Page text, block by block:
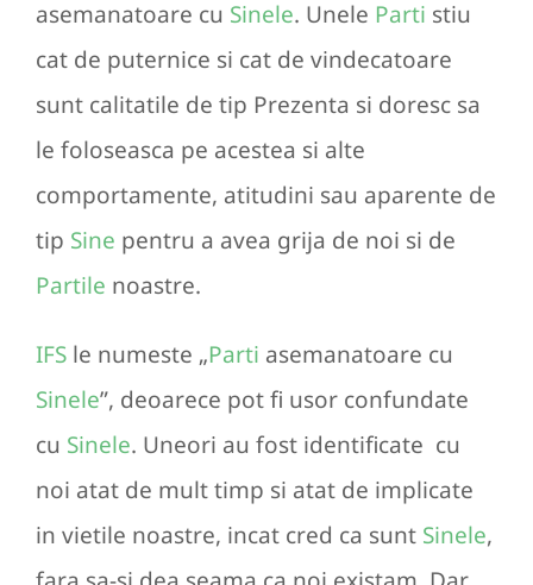
asemanatoare cu Sinele. Unele Parti stiu
cat de puternice si cat de vindecatoare
sunt calitatile de tip Prezenta si doresc sa
le foloseasca pe acestea si alte
comportamente, atitudini sau aparente de
tip Sine pentru a avea grija de noi si de
Partile noastre.
IFS le numeste „Parti asemanatoare cu
Sinele”, deoarece pot fi usor confundate
cu Sinele. Uneori au fost identificate cu
noi atat de mult timp si atat de implicate
in vietile noastre, incat cred ca sunt Sinele,